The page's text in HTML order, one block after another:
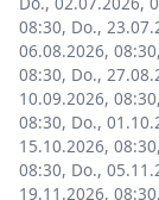
08:30, Do.,
06.08.2026, 08:30,
08:30, Do.,
10.09.2026, 08:30,
08:30, Do.,
15.10.2026, 08:30,
08:30, Do.,
19.11.2026, 08:30,